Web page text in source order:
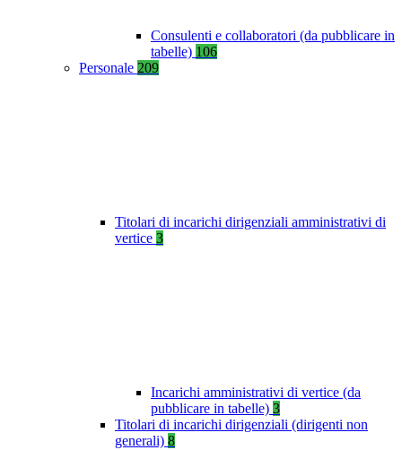
Consulenti e collaboratori (da pubblicare in
tabelle) 106
Personale 209
Titolari di incarichi dirigenziali amministrativi di
vertice 3
Incarichi amministrativi di vertice (da
pubblicare in tabelle) 3
Titolari di incarichi dirigenziali (dirigenti non
generali) 8